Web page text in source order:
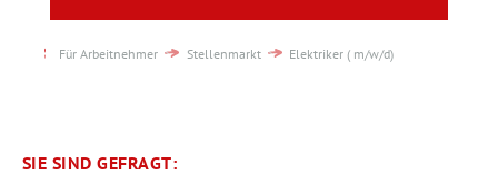
Für Arbeitnehmer Stellenmarkt Elektriker ( m/w/d)
SIE SIND GEFRAGT: